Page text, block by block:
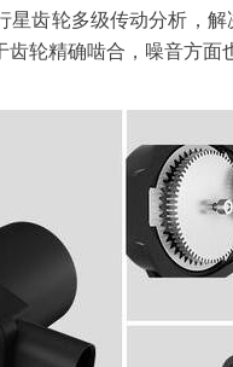
星齿轮多级传动分析，
轮精确啮合，噪音方面